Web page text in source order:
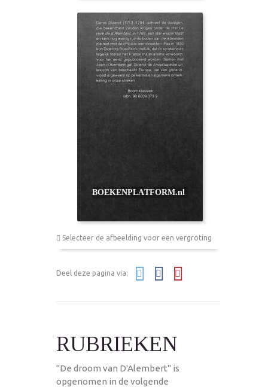
Selecteer de afbeelding voor een vergroting
Deel deze pagina via:
RUBRIEKEN
"De droom van D'Alembert" is
opgenomen in de volgende